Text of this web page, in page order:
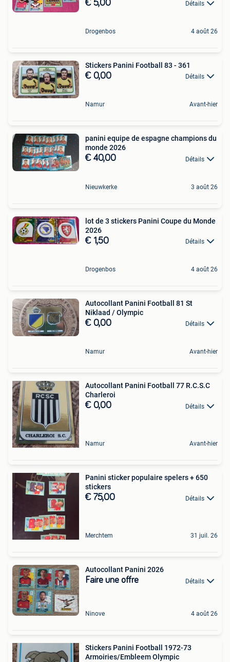
€ 5,00 Détails
Drogenbos 4 août 26
Stickers Panini Football 83 - 361
€ 0,00 Détails
Namur Avant-hier
panini equipe de espagne champions du
monde 2026
€ 40,00 Détails
Nieuwkerke 3 août 26
lot de 3 stickers Panini Coupe du Monde
2026
€ 1,50 Détails
Drogenbos 4 août 26
Autocollant Panini Football 81 St
Niklaad / Olympic
€ 0,00 Détails
Namur Avant-hier
Autocollant Panini Football 77 R.C.S.C
Charleroi
€ 0,00 Détails
Namur Avant-hier
Panini sticker populaire spelers + 650
stickers
€ 75,00 Détails
Merchtem 31 juil. 26
Autocollant Panini 2026
Faire une offre Détails
Ninove 4 août 26
Stickers Panini Football 1972-73
Armoiries/Embleem Olympic